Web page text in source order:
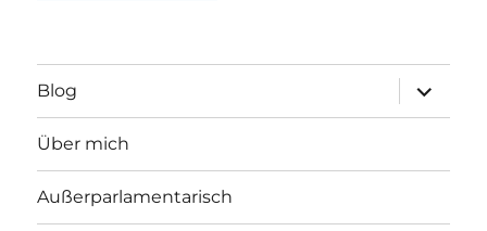
Blog
öffnen
Über mich
Außerparlamentarisch